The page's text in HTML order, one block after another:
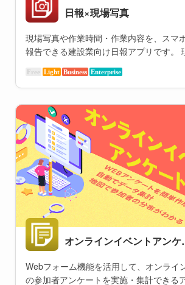
日報×現場写真
現場写真や作業時間・作業内容を、スマ
報告できる建設業向け日報アプリです。
作業時間も、アプリが自動で集計します！
Free Light Business Enterprise
オンラ
Webフォーム機能を活用して、オンライ
の参加者アンケートを実施・集計できる